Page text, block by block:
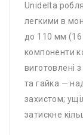
Unidelta
легкими в
до 110 мм (16
компоненти
виготовлені
та гайка —
захистом;
затискне